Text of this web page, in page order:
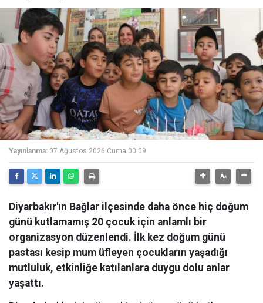
Yayınlanma: 07 Ağustos 2026 Cuma 00:09
Diyarbakır'ın Bağlar ilçesinde daha önce hiç doğum
günü kutlamamış 20 çocuk için anlamlı bir
organizasyon düzenlendi. İlk kez doğum günü
pastası kesip mum üfleyen çocukların yaşadığı
mutluluk, etkinliğe katılanlara duygu dolu anlar
yaşattı.